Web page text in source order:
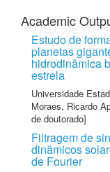
Academic
Estudo de
planetas
hidrodinâmica
estrela
Universidade
Moraes, Ricardo
de doutorado]
Filtragem de
dinâmicos
de Fourier